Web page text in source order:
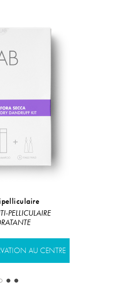
PELLICULAIRE
AU CENTRE